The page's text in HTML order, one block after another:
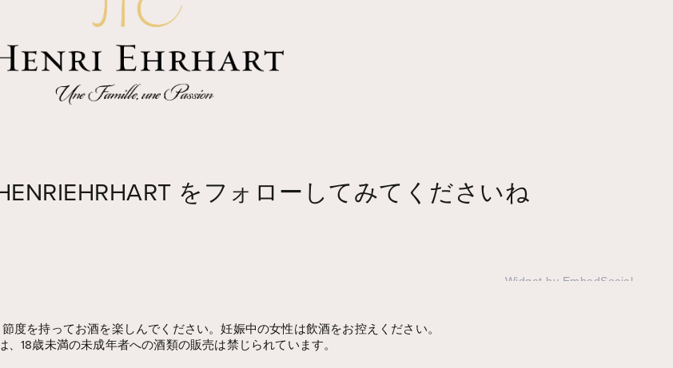
をフォローしてみてくださいね
Widget by EmbedSocial
度を持ってお酒を楽しんでください。妊娠中の女性は飲酒をお控えください。
、18歳未満の未成年者への酒類の販売は禁じられています。